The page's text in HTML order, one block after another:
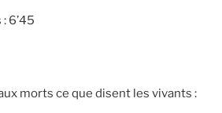
6’45
morts ce que disent les vivants :